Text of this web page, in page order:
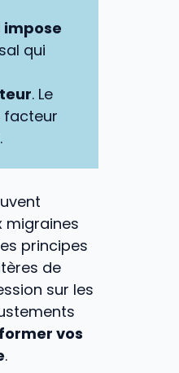
impose
qui
. Le
facteur
migraines
principes
de
sur les
vos
.